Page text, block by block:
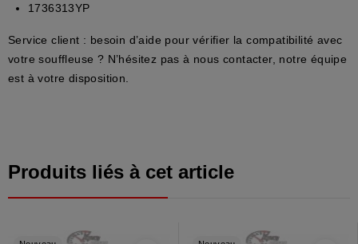
1736313YP
Service client : besoin d’aide pour vérifier la compatibilité avec
votre souffleuse ? N’hésitez pas à nous contacter, notre équipe
est à votre disposition.
Produits liés à cet article